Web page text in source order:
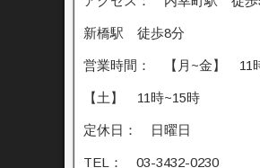
新橋駅 徒歩8分
営業時間： 【月~金】 11
【土】 11時~15時
定休日： 日曜日
TEL： 03-3432-0230